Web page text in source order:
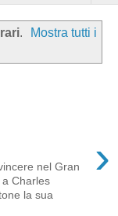
.
Mostra tutti i
›
nel Gran
Charles
la sua